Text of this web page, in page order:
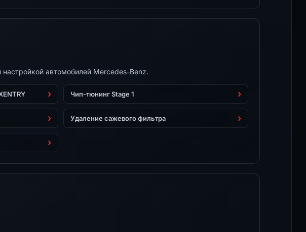
автомобилей Mercedes-Benz.
Чип-тюнинг Stage 1
Удаление сажевого фильтра